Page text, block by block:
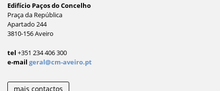
Edifício Paços do Concelho
Praça da República
Apartado 244
3810-156 Aveiro
tel +351 234 406 300
e-mail geral@cm-aveiro.pt
mais contactos